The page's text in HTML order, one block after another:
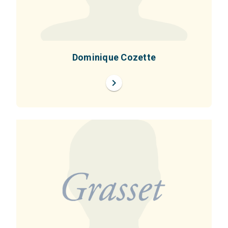
Dominique Cozette
chevron_right